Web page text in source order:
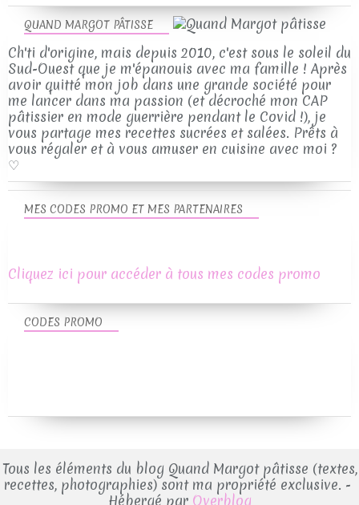
QUAND MARGOT PÂTISSE
Ch'ti d'origine, mais depuis 2010, c'est sous le soleil du
Sud-Ouest que je m'épanouis avec ma famille ! Après
avoir quitté mon job dans une grande société pour
me lancer dans ma passion (et décroché mon CAP
pâtissier en mode guerrière pendant le Covid !), je
vous partage mes recettes sucrées et salées. Prêts à
vous régaler et à vous amuser en cuisine avec moi ?
♡
CODES PROMO
MES CODES PROMO ET MES PARTENAIRES
Cliquez ici pour accéder à tous mes codes promo
Tous les éléments du blog Quand Margot pâtisse (textes,
recettes, photographies) sont ma propriété exclusive. -
Hébergé par Overblog